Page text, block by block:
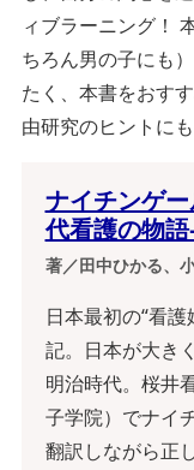
ィブラーニング！
ちろん男の子にも
たく、本書をおす
由研究のヒントに
ナイチンゲ
代看護の物
著／田中ひかる、
日本最初の“看
記。日本が大き
明治時代。桜井
子学院）でナイ
翻訳しながら正